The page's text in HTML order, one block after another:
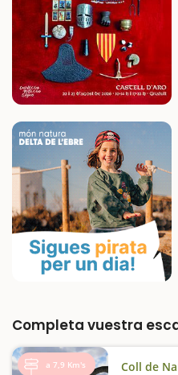
Completa vuestra
a 7,9 Km's Coll de